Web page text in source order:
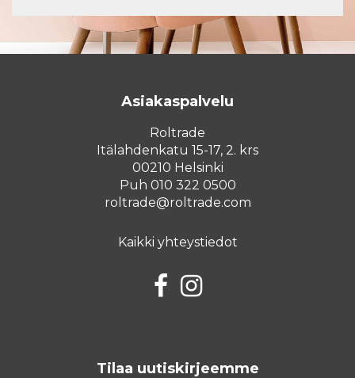
Asiakaspalvelu
Roltrade
Itälahdenkatu 15-17, 2. krs
00210 Helsinki
Puh 010 322 0500
roltrade@roltrade.com
Kaikki yhteystiedot
FacebookInstagram
Tilaa uutiskirjeemme